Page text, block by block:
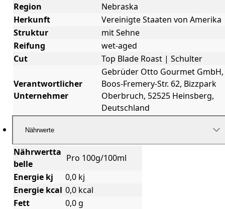
Region
Nebraska
Herkunft
Vereinigte Staaten von Amerika
Struktur
mit Sehne
Reifung
wet-aged
Cut
Top Blade Roast | Schulter
Verantwortlicher
Unternehmer
Gebrüder Otto Gourmet GmbH,
Boos-Fremery-Str. 62, Bizzpark
Oberbruch, 52525 Heinsberg,
Deutschland
Nährwerte
Nährwertta
belle
Pro 100g/100ml
Energie kj
0,0 kj
Energie kcal 0,0 kcal
Fett
0,0 g